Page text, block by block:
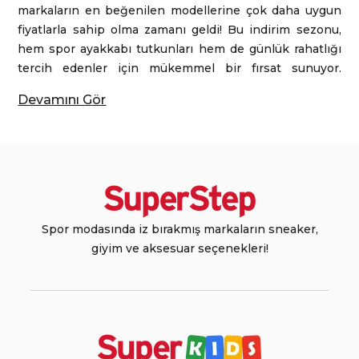
markaların en beğenilen modellerine çok daha uygun
fiyatlarla sahip olma zamanı geldi! Bu indirim sezonu,
hem spor ayakkabı tutkunları hem de günlük rahatlığı
tercih edenler için mükemmel bir fırsat sunuyor.
keşfetmeye hazır ol. SuperStep’te, her sezon seni
Sneaker, sadece spor yaparken değil, günlük hayatta da
rahatlık ve tarzı bir arada sunuyor. SuperStep’in
sneaker indirim
fırsatları, dolabını yenilemek isteyenler
için harika bir seçenek sunuyor. İster sportif bir stilin
sneaker’lar her ortamda seni rahat ettirecek.
Devamını Gör
Spor modasında iz bırakmış markaların sneaker,
giyim ve aksesuar seçenekleri!